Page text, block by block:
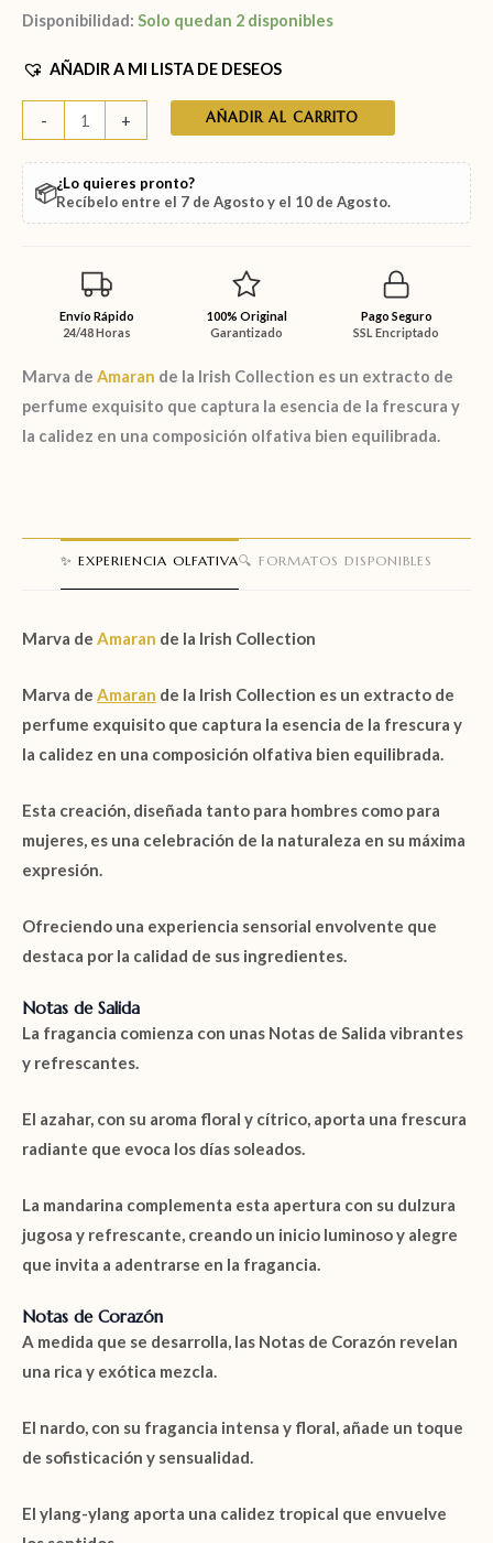
Disponibilidad: Solo quedan 2 disponibles
AÑADIR A MI LISTA DE DESEOS
- + AÑADIR AL CARRITO
📦¿Lo quieres pronto?
Recíbelo entre el 7 de Agostoy el 10 de Agosto.
Envío Rápido
24/48 Horas
100% Original
Garantizado
Pago Seguro
SSL Encriptado
Marva de Amaran de la Irish Collection es un extracto de
perfume exquisito que captura la esencia de la frescura y
la calidez en una composición olfativa bien equilibrada.
✨ EXPERIENCIA OLFATIVA🔍 FORMATOS DISPONIBLES
Marva de Amaran de la Irish Collection
Marva de Amaran de la Irish Collection es un extracto de
perfume exquisito que captura la esencia de la frescura y
la calidez en una composición olfativa bien equilibrada.
Esta creación, diseñada tanto para hombres como para
mujeres, es una celebración de la naturaleza en su máxima
expresión.
Ofreciendo una experiencia sensorial envolvente que
destaca por la calidad de sus ingredientes.
Notas de Salida
La fragancia comienza con unas Notas de Salida vibrantes
y refrescantes.
El azahar, con su aroma floral y cítrico, aporta una frescura
radiante que evoca los días soleados.
La mandarina complementa esta apertura con su dulzura
jugosa y refrescante, creando un inicio luminoso y alegre
que invita a adentrarse en la fragancia.
Notas de Corazón
A medida que se desarrolla, las Notas de Corazón revelan
una rica y exótica mezcla.
El nardo, con su fragancia intensa y floral, añade un toque
de sofisticación y sensualidad.
El ylang-ylang aporta una calidez tropical que envuelve